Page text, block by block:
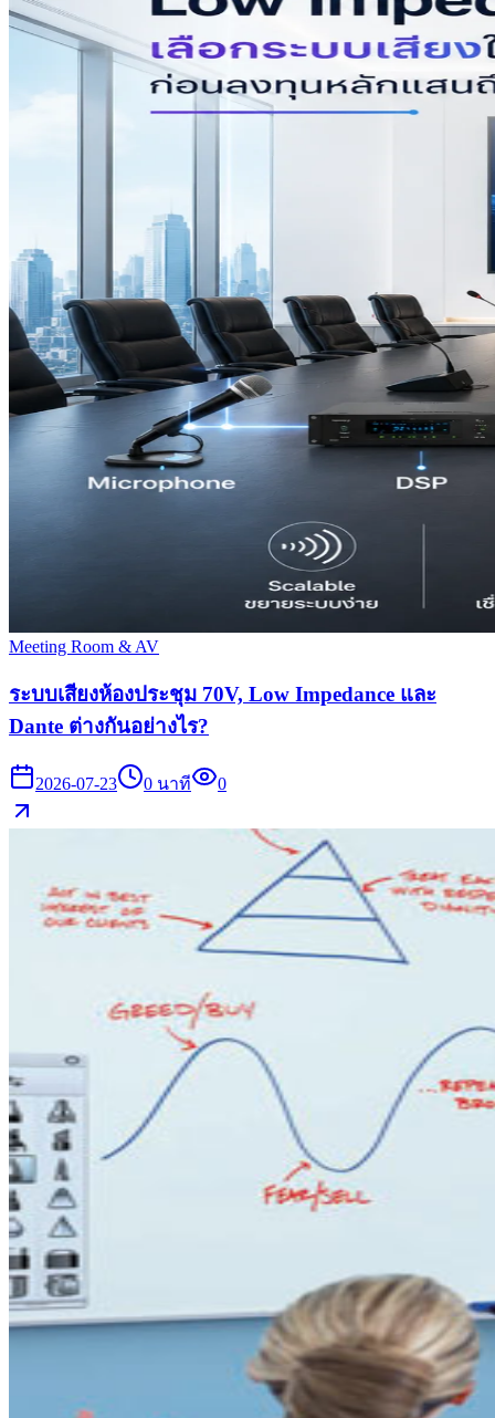
Meeting Room & AV
ระบบเสียงห้องประชุม 70V, Low Impedance และ
Dante ต่างกันอย่างไร?
2026-07-23 0 นาที 0